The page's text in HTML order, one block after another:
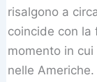
risalgono a
coincide con la
momento in cui
nelle